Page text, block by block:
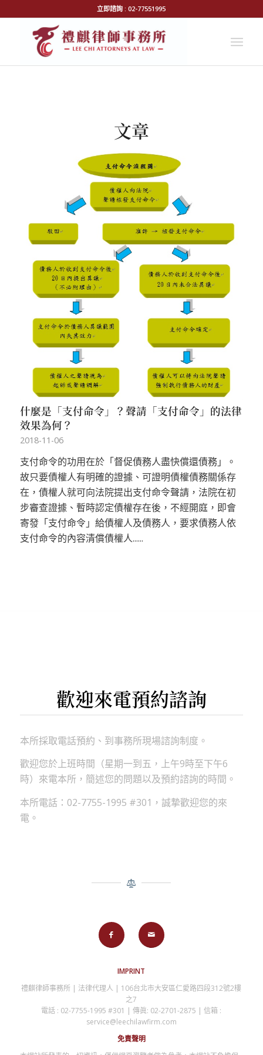
立即諮詢 : 02-77551995
文章
什麼是「支付命令」？聲請「支付命令」的法律
效果為何？
2018-11-06
支付命令的功用在於「督促債務人盡快償還債務」。
故只要債權人有明確的證據、可證明債權債務關係存
在，債權人就可向法院提出支付命令聲請，法院在初
步審查證據、暫時認定債權存在後，不經開庭，即會
寄發「支付命令」給債權人及債務人，要求債務人依
支付命令的內容清償債權人......
歡迎來電預約諮詢
本所採取電話預約、到事務所現場諮詢制度。
歡迎您於上班時間（星期一到五，上午9時至下午6
時）來電本所，簡述您的問題以及預約諮詢的時間。
本所電話：02-7755-1995 #301，誠摯歡迎您的來
電。
IMPRINT
禮麒律師事務所 | 法律代理人 | 106台北市大安區仁愛路四段312號2樓
之7
電話 : 02-7755-1995 #301 | 傳眞: 02-2701-2875 | 信箱 :
service@leechilawfirm.com
免責聲明